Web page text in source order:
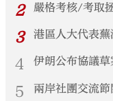
2 嚴格考核/考取
3 港區人大代表
4 伊朗公布協議
5 兩岸社團交流